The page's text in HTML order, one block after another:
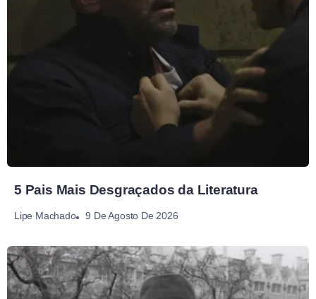
5 Pais Mais Desgraçados da Literatura
Lipe Machado 9 De Agosto De 2026